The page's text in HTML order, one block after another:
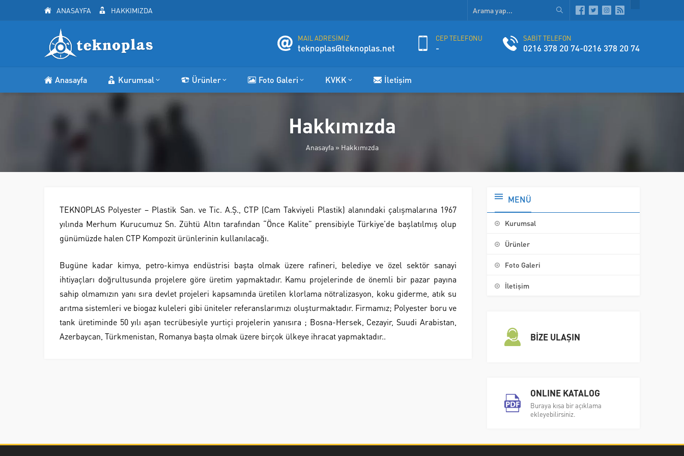
ANASAYFA HAKKIMIZDA
MAIL ADRESİMİZ
teknoplas@teknoplas.net
CEP TELEFONU
-
SABİT TELEFON
0216 378 20 74-0216 378 20 74
Anasayfa Kurumsal Ürünler Foto Galeri KVKK İletişim
Hakkımızda
Anasayfa» Hakkımızda
TEKNOPLAS Polyester – Plastik San. ve Tic. A.Ş., CTP (Cam Takviyeli Plastik) alanındaki çalışmalarına 1967
yılında Merhum Kurucumuz Sn. Zühtü Altın tarafından “Önce Kalite” prensibiyle Türkiye’de başlatılmış olup
günümüzde halen CTP Kompozit ürünlerinin kullanılacağı.
Bugüne kadar kimya, petro-kimya endüstrisi başta olmak üzere rafineri, belediye ve özel sektör sanayi
ihtiyaçları doğrultusunda projelere göre üretim yapmaktadır. Kamu projelerinde de önemli bir pazar payına
sahip olmamızın yanı sıra devlet projeleri kapsamında üretilen klorlama nötralizasyon, koku giderme, atık su
arıtma sistemleri ve biogaz kuleleri gibi üniteler referanslarımızı oluşturmaktadır. Firmamız; Polyester boru ve
tank üretiminde 50 yılı aşan tecrübesiyle yurtiçi projelerin yanısıra ; Bosna-Hersek, Cezayir, Suudi Arabistan,
Azerbaycan, Türkmenistan, Romanya başta olmak üzere birçok ülkeye ihracat yapmaktadır..
MENÜ
Kurumsal
Ürünler
Foto Galeri
İletişim
BİZE ULAŞIN
ONLINE KATALOG
Buraya kısa bir açıklama
ekleyebilirsiniz.